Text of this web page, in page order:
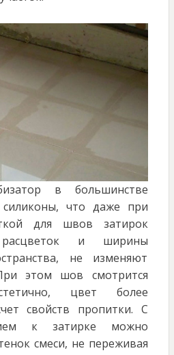
в большинстве
силиконы, что даже при
для швов затирок
и ширины
не изменяют
этом шов смотрится
цвет более
свойств пропитки. С
к затирке можно
смеси, не переживая